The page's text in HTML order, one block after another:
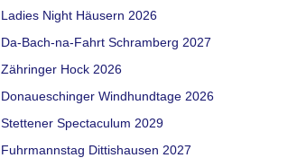
Ladies Night Häusern 2026
Da-Bach-na-Fahrt Schramberg 2027
Zähringer Hock 2026
Donaueschinger Windhundtage 2026
Stettener Spectaculum 2029
Fuhrmannstag Dittishausen 2027